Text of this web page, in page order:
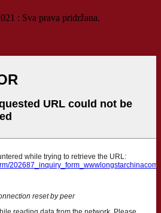
: Sva prava pridržana.